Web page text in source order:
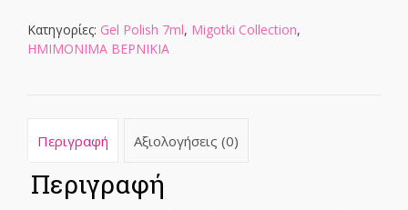
Κατηγορίες: Gel Polish 7ml, Migotki Collection,
ΗΜΙΜΟΝΙΜΑ ΒΕΡΝΙΚΙΑ
Περιγραφή Αξιολογήσεις (0)
Περιγραφή